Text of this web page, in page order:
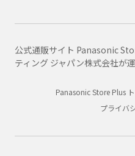
公式通販サイト Panasonic
ティング ジャパン株式会社が
Panasonic Store Plus
プライバ